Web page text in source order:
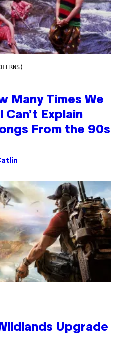
Many Times We
Can’t Explain
From the 90s
Upgrade